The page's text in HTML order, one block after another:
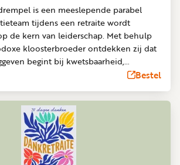
is een meeslepende parabel
tijdens een retraite wordt
de kern van leiderschap. Met behulp
kloosterbroeder ontdekken zij dat
begint bij kwetsbaarheid,
en het lef écht te luisteren. Henk
met meer dan 250 recensies op zijn
kennis en ervaring in een verhaal dat
confronterend en inspirerend is. Het
uit om verder te kijken dan
strategische doelen, en moedigt aan tot
Bestel